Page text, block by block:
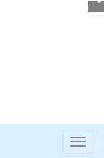
Toggle